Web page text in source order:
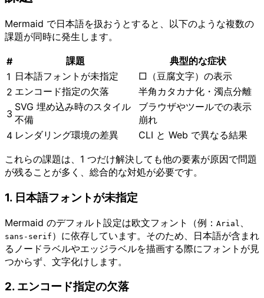
Mermaid で日本語を扱おうとすると、以下のような複数の
課題が同時に発生します。
# 課題
典型的な症状
1 日本語フォントが未指定
□（豆腐文字）の表示
2 エンコード指定の欠落
半角カタカナ化・濁点分離
3
SVG 埋め込み時のスタイル
不備
ブラウザやツールでの表示
崩れ
4 レンダリング環境の差異 CLI と Web で異なる結果
これらの課題は、1 つだけ解決しても他の要素が原因で問題
が残ることが多く、総合的な対処が必要です。
1. 日本語フォントが未指定
Mermaid のデフォルト設定は欧文フォント（例： Arial
sans-serif ）に依存しています。そのため、日本語が含まれ
るノードラベルやエッジラベルを描画する際にフォントが見
つからず、文字化けします。
2. エンコード指定の欠落